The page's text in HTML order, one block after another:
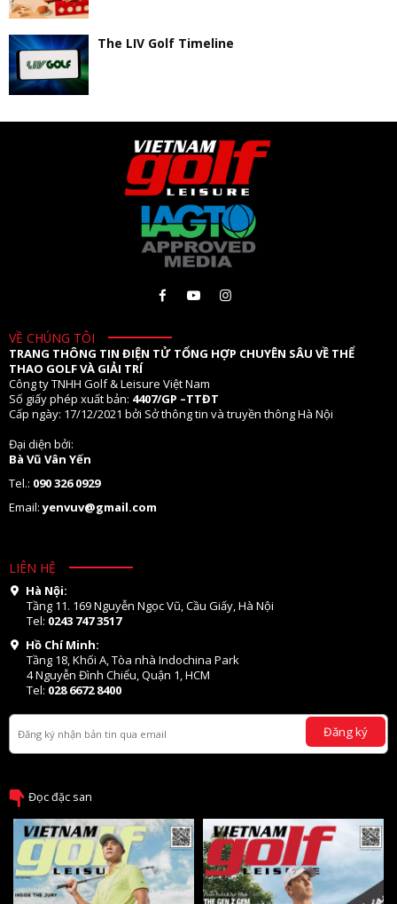
The LIV Golf Timeline
VỀ CHÚNG TÔI
TRANG THÔNG TIN ĐIỆN TỬ TỔNG HỢP CHUYÊN SÂU VỀ THỂ
THAO GOLF VÀ GIẢI TRÍ
Công ty TNHH Golf & Leisure Việt Nam
Số giấy phép xuất bản: 4407/GP –TTĐT
Cấp ngày: 17/12/2021 bởi Sở thông tin và truyền thông Hà Nội
Đại diện bởi:
Bà Vũ Vân Yến
Tel.: 090 326 0929
Email:yenvuv@gmail.com
LIÊN HỆ
Hà Nội:
Tầng 11. 169 Nguyễn Ngọc Vũ, Cầu Giấy, Hà Nội
Tel: 0243 747 3517
Hồ Chí Minh:
Tầng 18, Khối A, Tòa nhà Indochina Park
4 Nguyễn Đình Chiểu, Quận 1, HCM
Tel: 028 6672 8400
Đăng ký
Đọc đặc san